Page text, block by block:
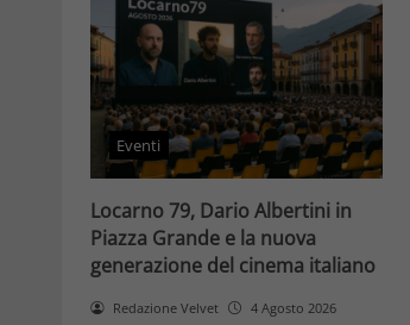
Eventi
Locarno 79, Dario Albertini in
Piazza Grande e la nuova
generazione del cinema italiano
Redazione Velvet 4 Agosto 2026